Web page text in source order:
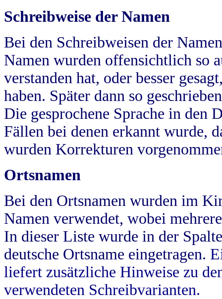
Schreibweise der Namen
Bei den Schreibweisen der
Namen wurden offensichtlich so
verstanden hat, oder besser
haben. Später dann so
Die gesprochene Sprache in
Fällen bei denen erkannt wurde,
wurden Korrekturen
Ortsnamen
Bei den Ortsnamen wurden im
Namen verwendet, wobei
In dieser Liste wurde in der
deutsche Ortsname eingetragen.
liefert zusätzliche Hinweise zu
verwendeten Schreibvarianten.